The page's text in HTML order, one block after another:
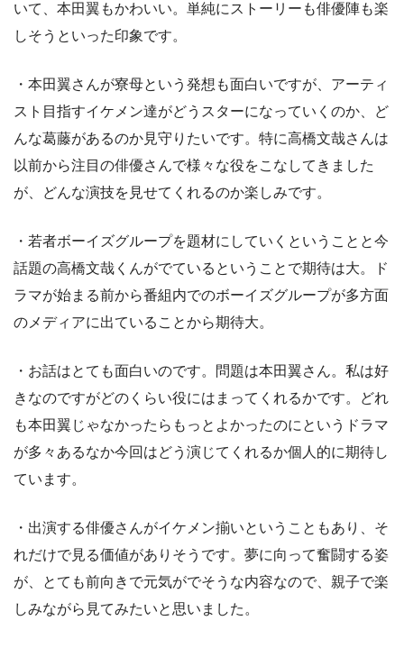
いて、本田翼もかわいい。単純にストーリーも俳優陣も楽
しそうといった印象です。
・本田翼さんが寮母という発想も面白いですが、アーティ
スト目指すイケメン達がどうスターになっていくのか、ど
んな葛藤があるのか見守りたいです。特に高橋文哉さんは
以前から注目の俳優さんで様々な役をこなしてきました
が、どんな演技を見せてくれるのか楽しみです。
・若者ボーイズグループを題材にしていくということと今
話題の高橋文哉くんがでているということで期待は大。ド
ラマが始まる前から番組内でのボーイズグループが多方面
のメディアに出ていることから期待大。
・お話はとても面白いのです。問題は本田翼さん。私は好
きなのですがどのくらい役にはまってくれるかです。どれ
も本田翼じゃなかったらもっとよかったのにというドラマ
が多々あるなか今回はどう演じてくれるか個人的に期待し
ています。
・出演する俳優さんがイケメン揃いということもあり、そ
れだけで見る価値がありそうです。夢に向って奮闘する姿
が、とても前向きで元気がでそうな内容なので、親子で楽
しみながら見てみたいと思いました。